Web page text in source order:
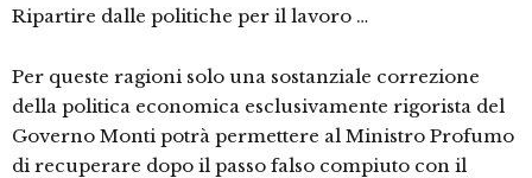
Ripartire dalle politiche per il lavoro …
Per queste ragioni solo una sostanziale correzione
della politica economica esclusivamente rigorista del
Governo Monti potrà permettere al Ministro Profumo
di recuperare dopo il passo falso compiuto con il